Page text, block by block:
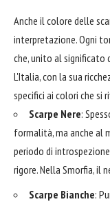
Anche il colore delle
interpretazione. Ogni
che, unito al significato
L'Italia, con la sua
specifici ai colori che si
Scarpe Nere:
formalità, ma anche al
periodo di
rigore. Nella Smorfia, il
Scarpe Bianche: